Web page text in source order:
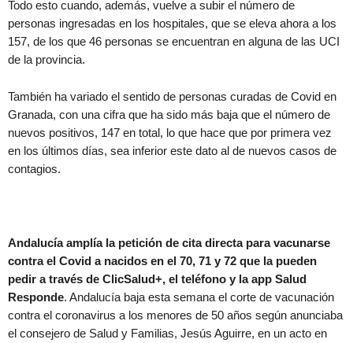
Todo esto cuando, además, vuelve a subir el número de
personas ingresadas en los hospitales, que se eleva ahora a los
157, de los que 46 personas se encuentran en alguna de las UCI
de la provincia.
También ha variado el sentido de personas curadas de Covid en
Granada, con una cifra que ha sido más baja que el número de
nuevos positivos, 147 en total, lo que hace que por primera vez
en los últimos días, sea inferior este dato al de nuevos casos de
contagios.
Andalucía amplía la petición de cita directa para vacunarse
contra el Covid a nacidos en el 70, 71 y 72 que la pueden
pedir a través de ClicSalud+, el teléfono y la app Salud
Responde. Andalucía baja esta semana el corte de vacunación
contra el coronavirus a los menores de 50 años según anunciaba
el consejero de Salud y Familias, Jesús Aguirre, en un acto en